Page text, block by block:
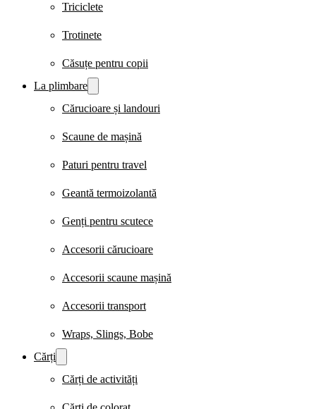
Triciclete
Trotinete
Căsuțe pentru copii
La plimbare
Cărucioare și landouri
Scaune de mașină
Paturi pentru travel
Geantă termoizolantă
Genți pentru scutece
Accesorii cărucioare
Accesorii scaune mașină
Accesorii transport
Wraps, Slings, Bobe
Cărți
Cărți de activități